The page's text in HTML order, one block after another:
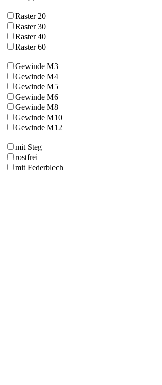
Raster 20
Raster 30
Raster 40
Raster 60
Gewinde M3
Gewinde M4
Gewinde M5
Gewinde M6
Gewinde M8
Gewinde M10
Gewinde M12
mit Steg
rostfrei
mit Federblech